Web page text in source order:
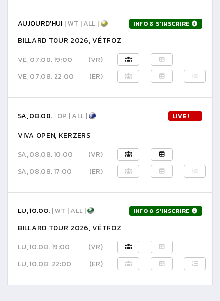
AUJOURD'HUI | WT | ALL | INFO & S'INSCRIRE
BILLARD TOUR 2026, VÉTROZ
VE, 07.08. 19:00
(VR)
VE, 07.08. 22:00
(ER)
SA, 08.08. | OP | ALL | LIVE !
VIVA OPEN, KERZERS
SA, 08.08. 10:00
(VR)
SA, 08.08. 17:00
(ER)
LU, 10.08. | WT | ALL | INFO & S'INSCRIRE
BILLARD TOUR 2026, VÉTROZ
LU, 10.08. 19:00
(VR)
LU, 10.08. 22:00
(ER)